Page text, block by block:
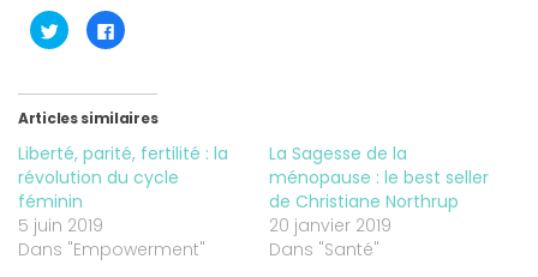
Cliquez
pour
partager
dans
une
nouvelle
fenêtre)
Cliquez
pour
dans
une
nouvelle
fenêtre)
Articles similaires
Liberté, parité, fertilité : la
révolution du cycle
féminin
5 juin 2019
Dans "Empowerment"
La Sagesse de la
ménopause : le best seller
de Christiane Northrup
20 janvier 2019
Dans "Santé"